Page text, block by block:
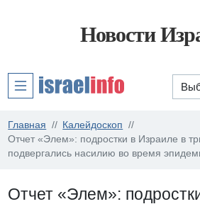
Новости
Главная
Калейдоскоп
Отчет «Элем»: подростки в Израиле в
подвергались насилию во время
Отчет «Элем»: